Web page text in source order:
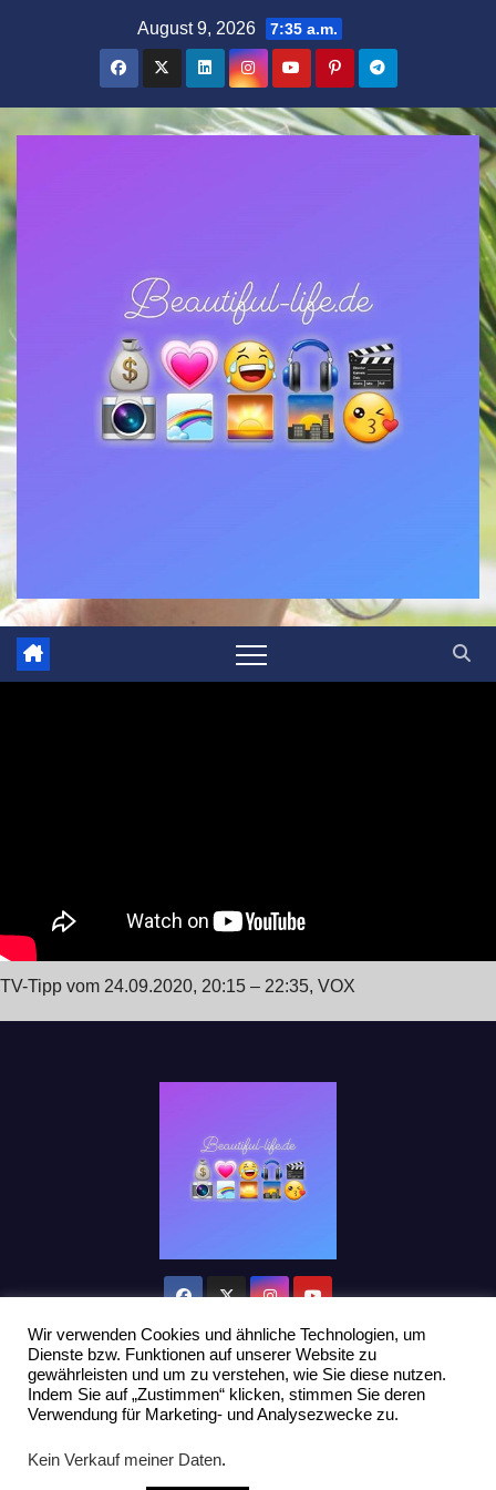
August 9, 2026 7:35 a.m.
TV-Tipp vom 24.09.2020, 20:15 – 22:35, VOX
Stolz präsentiert von WordPress|Theme: Newsup vonThemeansar
Home Datenschutzerklärung
Wir verwenden Cookies und ähnliche Technologien, um
Dienste bzw. Funktionen auf unserer Website zu
gewährleisten und um zu verstehen, wie Sie diese nutzen.
Indem Sie auf „Zustimmen“ klicken, stimmen Sie deren
Verwendung für Marketing- und Analysezwecke zu.
Kein Verkauf meiner Daten.